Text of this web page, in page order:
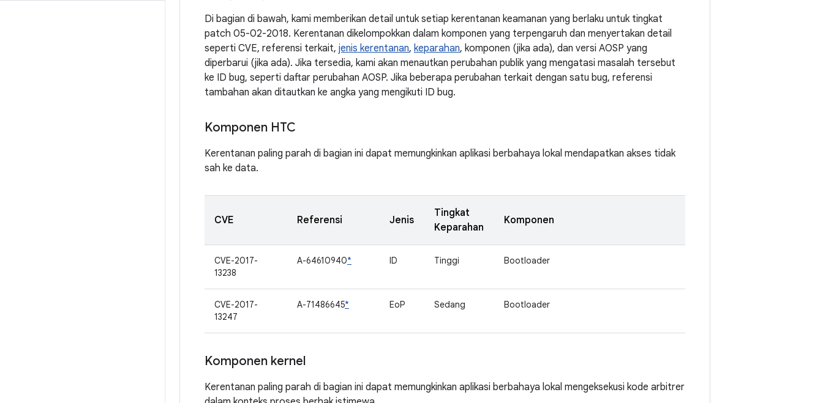
Di bagian di bawah, kami memberikan detail untuk setiap kerentanan keamanan yang berlaku untuk tingkat
patch 05-02-2018. Kerentanan dikelompokkan dalam komponen yang terpengaruh dan menyertakan detail
seperti CVE, referensi terkait, jenis kerentanan, keparahan, komponen (jika ada), dan versi AOSP yang
diperbarui (jika ada). Jika tersedia, kami akan menautkan perubahan publik yang mengatasi masalah tersebut
ke ID bug, seperti daftar perubahan AOSP. Jika beberapa perubahan terkait dengan satu bug, referensi
tambahan akan ditautkan ke angka yang mengikuti ID bug.
Komponen HTC
Kerentanan paling parah di bagian ini dapat memungkinkan aplikasi berbahaya lokal mendapatkan akses tidak
sah ke data.
CVE Referensi Jenis
Tingkat
Keparahan
Komponen
CVE-2017-
13238
A-64610940* ID Tinggi Bootloader
CVE-2017-
13247
A-71486645* EoP Sedang Bootloader
Komponen kernel
Kerentanan paling parah di bagian ini dapat memungkinkan aplikasi berbahaya lokal mengeksekusi kode arbitrer